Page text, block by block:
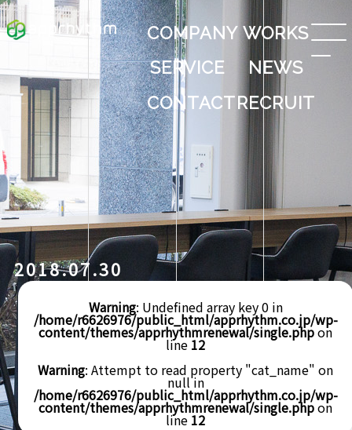
COMPANY WORKS
SERVICE
NEWS
CONTACTRECRUIT
2018.07.30
Warning: Undefined array key 0 in
/home/r6626976/public_html/apprhythm.co.jp/wp-
content/themes/apprhythmrenewal/single.phpon
line 12
Warning: Attempt to read property "cat_name" on
null in
/home/r6626976/public_html/apprhythm.co.jp/wp-
content/themes/apprhythmrenewal/single.phpon
line 12